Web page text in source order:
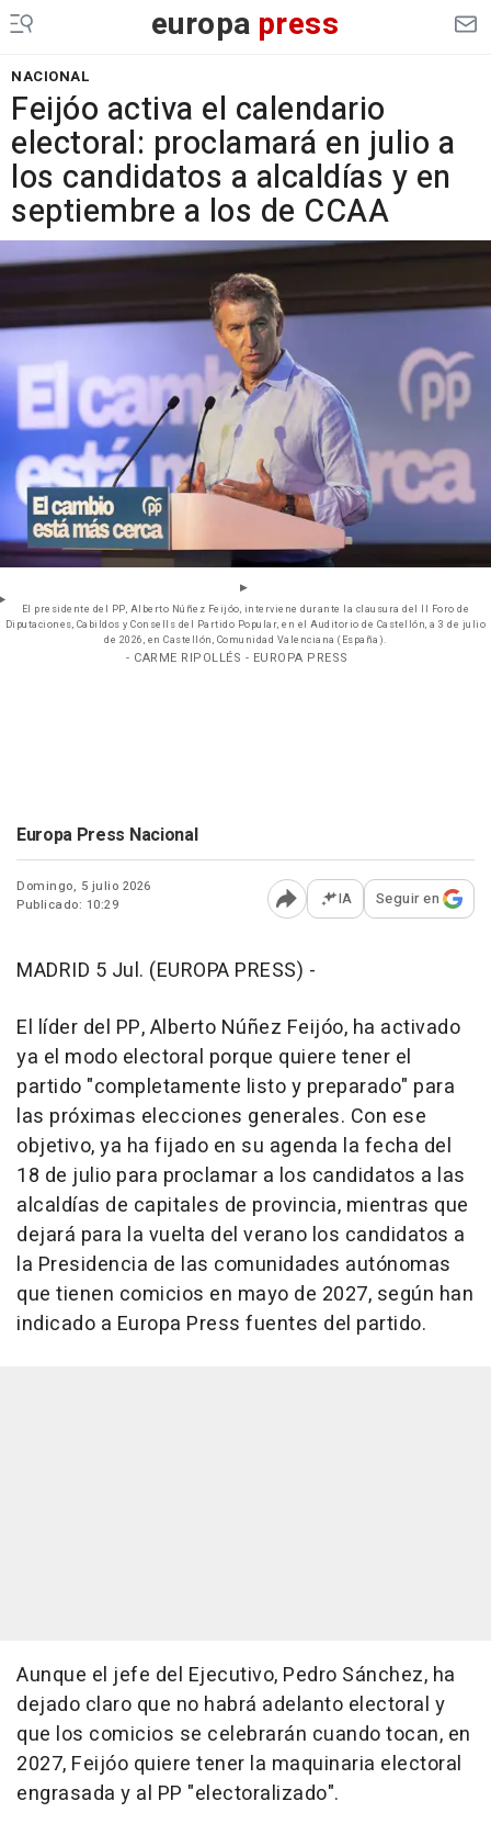
europa press
NACIONAL
Feijóo activa el calendario
electoral: proclamará en julio a
los candidatos a alcaldías y en
septiembre a los de CCAA
El presidente del PP, Alberto Núñez Feijóo, interviene durante la clausura del II Foro de
Diputaciones, Cabildos y Consells del Partido Popular, en el Auditorio de Castellón, a 3 de julio
de 2026, en Castellón, Comunidad Valenciana (España).
- CARME RIPOLLÉS - EUROPA PRESS
Europa Press Nacional
Domingo, 5 julio 2026
Publicado: 10:29
Abrir opciones para
IA Seguir en
MADRID 5 Jul. (EUROPA PRESS) -
El líder del PP, Alberto Núñez Feijóo, ha activado
ya el modo electoral porque quiere tener el
partido "completamente listo y preparado" para
las próximas elecciones generales. Con ese
objetivo, ya ha fijado en su agenda la fecha del
18 de julio para proclamar a los candidatos a las
alcaldías de capitales de provincia, mientras que
dejará para la vuelta del verano los candidatos a
la Presidencia de las comunidades autónomas
que tienen comicios en mayo de 2027, según han
indicado a Europa Press fuentes del partido.
Aunque el jefe del Ejecutivo, Pedro Sánchez, ha
dejado claro que no habrá adelanto electoral y
que los comicios se celebrarán cuando tocan, en
2027, Feijóo quiere tener la maquinaria electoral
engrasada y al PP "electoralizado".